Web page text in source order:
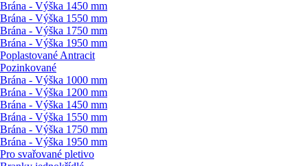
Brána - Výška 1450 mm
Brána - Výška 1550 mm
Brána - Výška 1750 mm
Brána - Výška 1950 mm
Poplastované Antracit
Pozinkované
Brána - Výška 1000 mm
Brána - Výška 1200 mm
Brána - Výška 1450 mm
Brána - Výška 1550 mm
Brána - Výška 1750 mm
Brána - Výška 1950 mm
Pro svařované pletivo